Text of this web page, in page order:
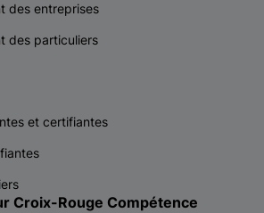
des entreprises
des particuliers
et certifiantes
Croix-Rouge Compétence